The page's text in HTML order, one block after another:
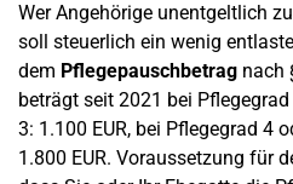
Wer Angehörige unentgeltlich
soll steuerlich ein wenig
dem Pflegepauschbetrag nach
beträgt seit 2021 bei
3: 1.100 EUR, bei Pflegegrad 4
1.800 EUR. Voraussetzung für